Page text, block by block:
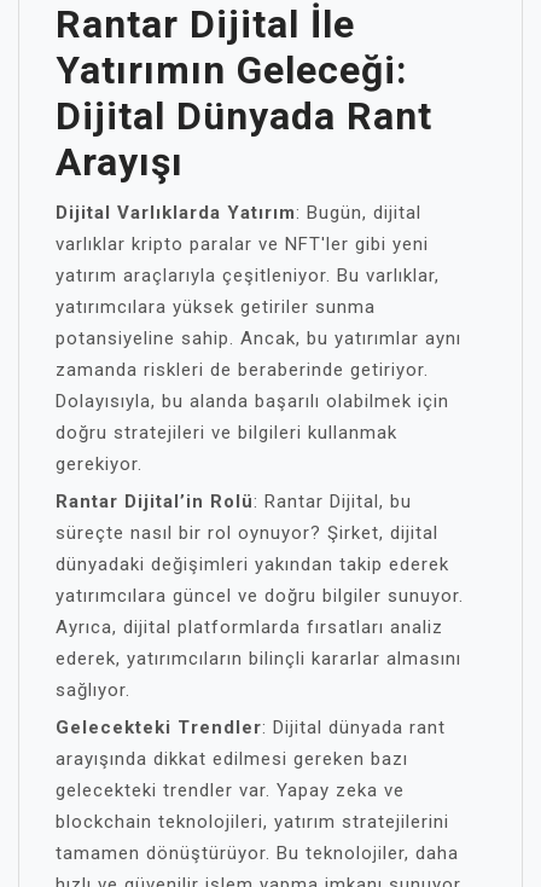
Rantar Dijital İle
Yatırımın Geleceği:
Dijital Dünyada Rant
Arayışı
Dijital Varlıklarda Yatırım: Bugün, dijital
varlıklar kripto paralar ve NFT'ler gibi yeni
yatırım araçlarıyla çeşitleniyor. Bu varlıklar,
yatırımcılara yüksek getiriler sunma
potansiyeline sahip. Ancak, bu yatırımlar aynı
zamanda riskleri de beraberinde getiriyor.
Dolayısıyla, bu alanda başarılı olabilmek için
doğru stratejileri ve bilgileri kullanmak
gerekiyor.
Rantar Dijital’in Rolü: Rantar Dijital, bu
süreçte nasıl bir rol oynuyor? Şirket, dijital
dünyadaki değişimleri yakından takip ederek
yatırımcılara güncel ve doğru bilgiler sunuyor.
Ayrıca, dijital platformlarda fırsatları analiz
ederek, yatırımcıların bilinçli kararlar almasını
sağlıyor.
Gelecekteki Trendler: Dijital dünyada rant
arayışında dikkat edilmesi gereken bazı
gelecekteki trendler var. Yapay zeka ve
blockchain teknolojileri, yatırım stratejilerini
tamamen dönüştürüyor. Bu teknolojiler, daha